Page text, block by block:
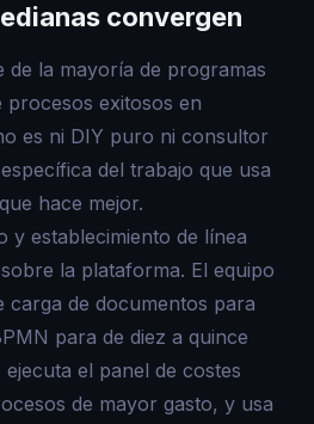
convergen
de la mayoría de programas
exitosos en
es ni DIY puro ni consultor
del trabajo que usa
hace mejor.
y establecimiento de línea
la plataforma. El equipo
carga de documentos para
para de diez a quince
el panel de costes
de mayor gasto, y usa